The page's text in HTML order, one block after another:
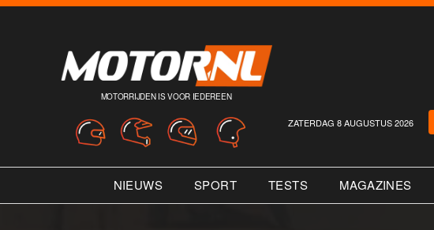
MOTORRIJDEN IS VOOR IEDEREEN
ZATERDAG 8 AUGUSTUS 2026
NIEUWS SPORT TESTS MAGAZINES